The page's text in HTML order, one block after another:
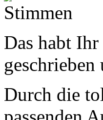
Das habt
Durch die